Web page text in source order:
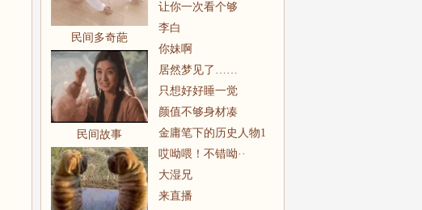
民间多奇葩
民间故事
让你一次看个够
李白
你妹啊
居然梦见了……
只想好好睡一觉
颜值不够身材凑
金庸笔下的历史人物1
哎呦喂！不错呦··
大湿兄
来直播